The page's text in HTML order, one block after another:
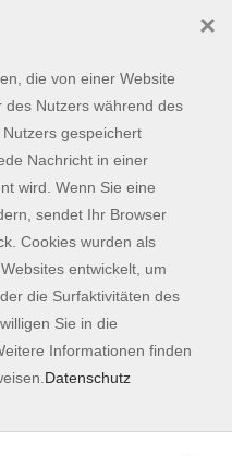
werden.
Kontaktformular
Impressum
AGB
Datenschutzerklärung
die von einer Website
Nutzers während des
gespeichert
Nachricht in einer
wird. Wenn Sie eine
sendet Ihr Browser
Cookies wurden als
entwickelt, um
die Surfaktivitäten des
Sie in die
Informationen finden
Datenschutz
×